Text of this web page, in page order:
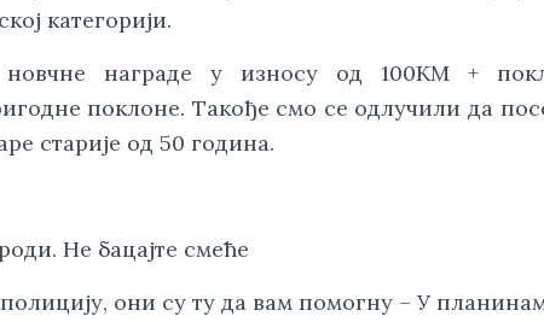
категорији.
новчне награде у износу од 100KМ +
поклоне. Такође смо се одлучили да
старије од 50 година.
Не бацајте смеће
они су ту да вам помогну – У